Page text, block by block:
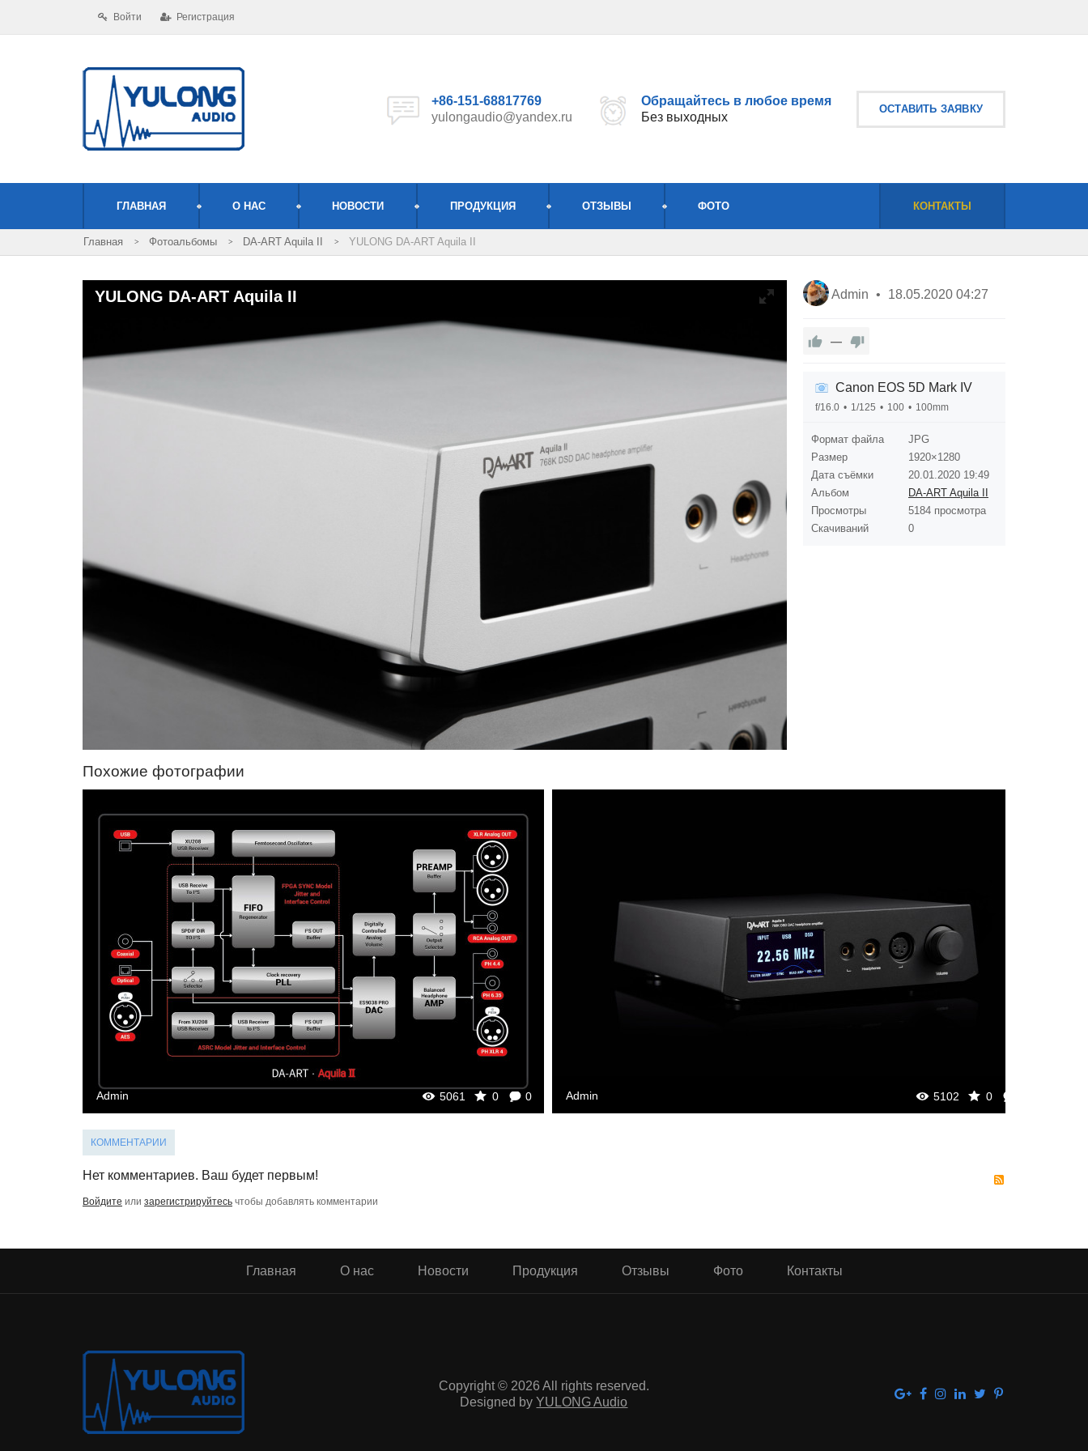
Войти Регистрация
+86-151-68817769
yulongaudio@yandex.ru
Обращайтесь в любое время
Без выходных
ОСТАВИТЬ ЗАЯВКУ
ГЛАВНАЯ О НАС НОВОСТИ ПРОДУКЦИЯ ОТЗЫВЫ ФОТО КОНТАКТЫ
Фотоальбомы DA-ART Aquila II YULONG DA-ART Aquila II
YULONG DA-ART Aquila II Admin 18.05.2020 04:27
—
Canon EOS 5D Mark IV
f/16.0 1/125 100 100mm
Формат файла
JPG
Размер
1920×1280
Дата съёмки
20.01.2020 19:49
Альбом
DA-ART Aquila II
Просмотры
5184 просмотра
Скачиваний
0
Похожие фотографии
5061 0 0
Admin 5102 0
Admin
КОММЕНТАРИИ
Нет комментариев. Ваш будет первым!
Войдите или зарегистрируйтесь чтобы добавлять комментарии
Главная О нас Новости Продукция Отзывы Фото Контакты
Copyright © 2026 All rights reserved.
Designed byYULONG Audio